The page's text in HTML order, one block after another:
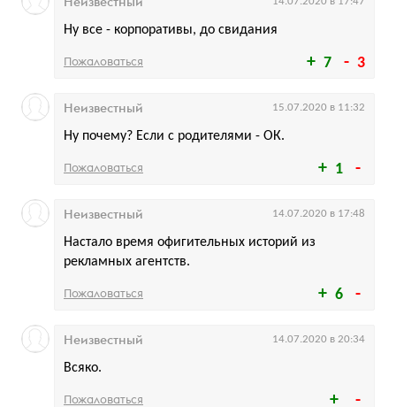
7 3
Ну все - корпоративы, до свидания
Пожаловаться
1
Ну почему? Если с родителями - ОК.
Неизвестный 15.07.2020 в 11:32
Пожаловаться
6
Настало время офигительных историй из
рекламных агентств.
Неизвестный 14.07.2020 в 17:48
Пожаловаться
Всяко.
Неизвестный 14.07.2020 в 20:34
Пожаловаться